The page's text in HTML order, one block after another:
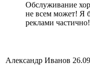
Обслуживание
не всем может! Я
реклами частично!
Александр Иванов